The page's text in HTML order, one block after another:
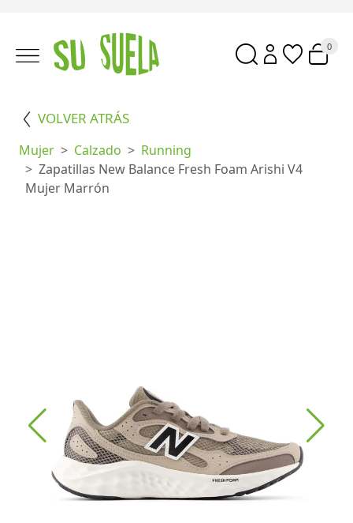
0
VOLVER ATRÁS
Mujer Calzado
Running
Zapatillas New Balance Fresh Foam Arishi V4
Mujer Marrón